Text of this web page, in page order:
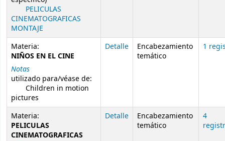
PELICULAS
CINEMATOGRAFICAS
MONTAJE
Materia:
NIÑOS EN EL CINE
Notas
utilizado para/véase de:
Children in motion
pictures
Detalle
Encabezamiento
temático
1
Materia:
PELICULAS
CINEMATOGRAFICAS
Detalle
Encabezamiento
temático
4